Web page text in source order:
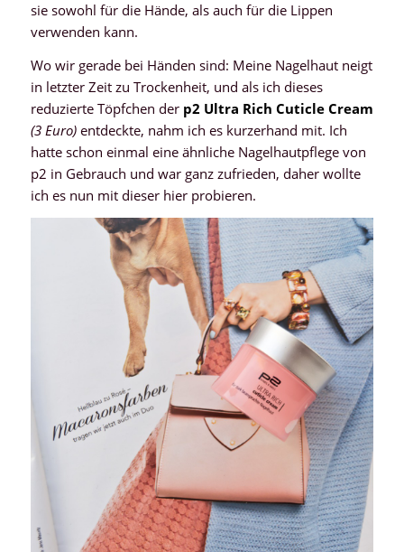
sie sowohl für die Hände, als auch für die Lippen
verwenden kann.
Wo wir gerade bei Händen sind: Meine Nagelhaut neigt
in letzter Zeit zu Trockenheit, und als ich dieses
reduzierte Töpfchen derp2 Ultra Rich Cuticle Cream
(3 Euro)entdeckte, nahm ich es kurzerhand mit. Ich
hatte schon einmal eine ähnliche Nagelhautpflege von
p2 in Gebrauch und war ganz zufrieden, daher wollte
ich es nun mit dieser hier probieren.